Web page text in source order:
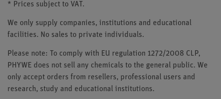
* Prices subject to VAT.
We only supply companies, institutions and educational
facilities. No sales to private individuals.
Please note: To comply with EU regulation 1272/2008 CLP,
PHYWE does not sell any chemicals to the general public. We
only accept orders from resellers, professional users and
research, study and educational institutions.